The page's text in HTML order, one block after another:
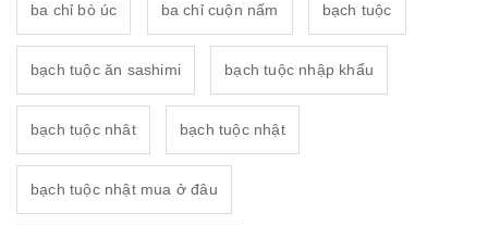
ba chỉ bò úc ba chỉ cuộn nấm bạch tuộc
bạch tuộc ăn sashimi bạch tuộc nhập khẩu
bạch tuộc nhât bạch tuộc nhật
bạch tuộc nhật mua ở đâu